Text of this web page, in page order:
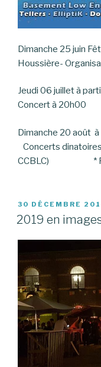
Dimanche 25 juin
Houssière-
Jeudi 06 juillet à
Concert à 20h00
Dimanche 20 août
Concerts
CCBLC) *
PUBLIÉ
LE
30 DÉCEMBRE
2019 en